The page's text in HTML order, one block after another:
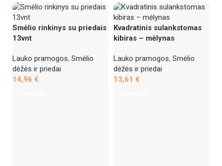
Smėlio rinkinys su priedais
13vnt
Lauko pramogos, Smėlio
dėžės ir priedai
14,96 €
Kvadratinis sulankstomas
kibiras – mėlynas
Lauko pramogos, Smėlio
dėžės ir priedai
13,61 €